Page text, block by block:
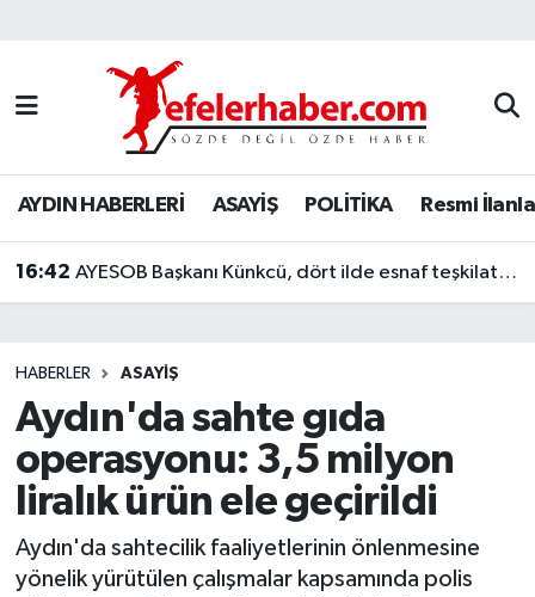
AYDIN HABERLERİ ASAYİŞ POLİTİKA Resmi
16:42 AYESOB Başkanı Künkcü, dört ilde esnaf teşkilatlarıyla buluştu
HABERLER ASAYİŞ
Aydın'da sahte gıda
operasyonu: 3,5 milyon
liralık ürün ele geçirildi
Aydın'da sahtecilik faaliyetlerinin önlenmesine
yönelik yürütülen çalışmalar kapsamında polis
Nöbetçi Eczaneler
Hava Durumu
Aydin Namaz Vakitleri
Trafik Durumu
Son Dakika Haberleri
Haber Arşivi